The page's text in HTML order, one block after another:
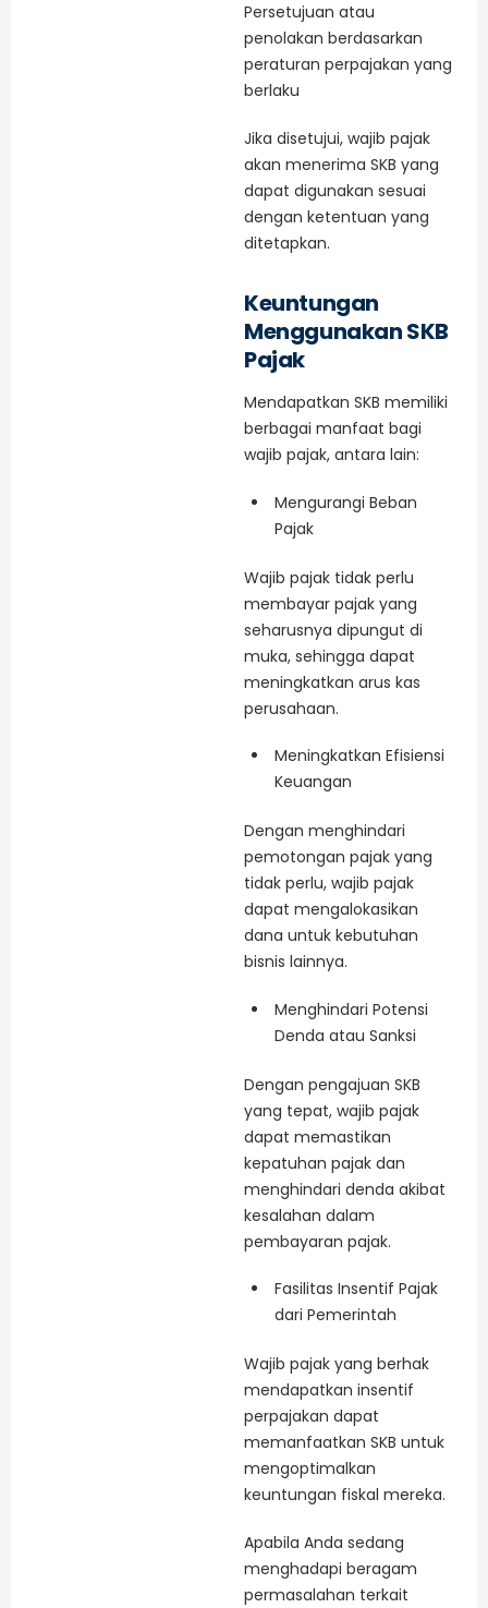
Persetujuan atau
penolakan berdasarkan
peraturan perpajakan yang
berlaku
Jika disetujui, wajib pajak
akan menerima SKB yang
dapat digunakan sesuai
dengan ketentuan yang
ditetapkan.
Keuntungan
Menggunakan SKB
Pajak
Mendapatkan SKB memiliki
berbagai manfaat bagi
wajib pajak, antara lain:
Mengurangi Beban
Pajak
Wajib pajak tidak perlu
membayar pajak yang
seharusnya dipungut di
muka, sehingga dapat
meningkatkan arus kas
perusahaan.
Meningkatkan Efisiensi
Keuangan
Dengan menghindari
pemotongan pajak yang
tidak perlu, wajib pajak
dapat mengalokasikan
dana untuk kebutuhan
bisnis lainnya.
Menghindari Potensi
Denda atau Sanksi
Dengan pengajuan SKB
yang tepat, wajib pajak
dapat memastikan
kepatuhan pajak dan
menghindari denda akibat
kesalahan dalam
pembayaran pajak.
Fasilitas Insentif Pajak
dari Pemerintah
Wajib pajak yang berhak
mendapatkan insentif
perpajakan dapat
memanfaatkan SKB untuk
mengoptimalkan
keuntungan fiskal mereka.
Apabila Anda sedang
menghadapi beragam
permasalahan terkait